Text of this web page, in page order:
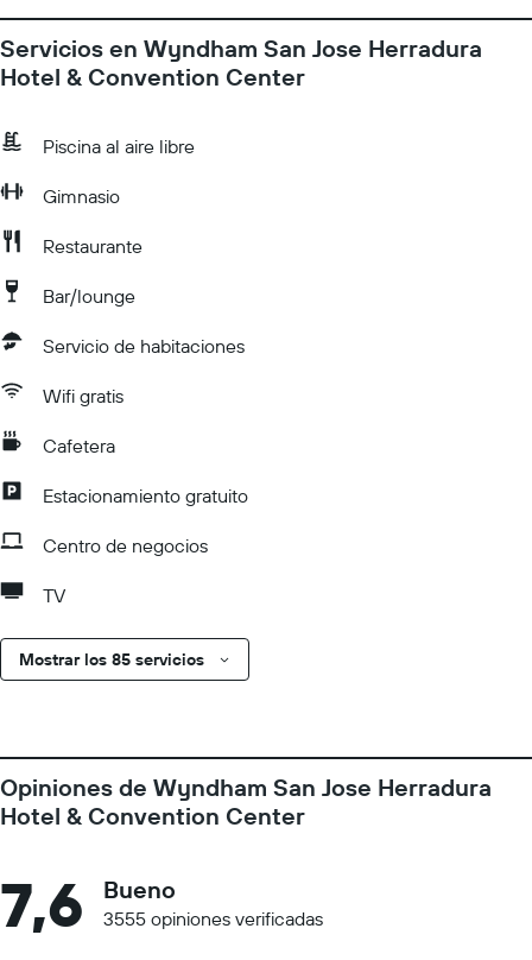
Servicios en Wyndham San Jose Herradura
Hotel & Convention Center
Piscina al aire libre
Gimnasio
Restaurante
Bar/lounge
Servicio de habitaciones
Wifi gratis
Cafetera
Estacionamiento gratuito
Centro de negocios
TV
Mostrar los 85 servicios
Opiniones de Wyndham San Jose Herradura
Hotel & Convention Center
7,6 Bueno
3555 opiniones verificadas